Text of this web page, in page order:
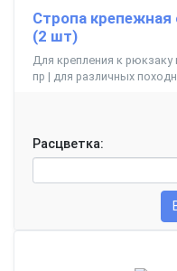
Стропа
(2 шт)
Для крепления к рюкзаку
пр | для различных
Расцветка: